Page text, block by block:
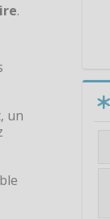
.
un